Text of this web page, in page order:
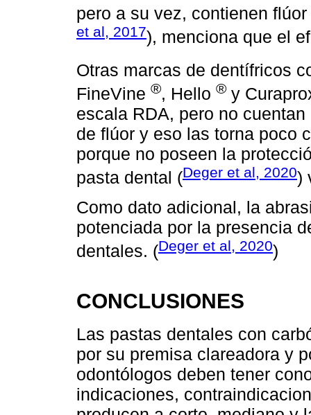
pero a su vez, contienen
et al, 2017), menciona que el
Otras marcas de dentífricos
FineVine ®, Hello ® y
escala RDA, pero no
de flúor y eso las torna poco
porque no poseen la
pasta dental (Deger et al, 2020)
Como dato adicional, la
potenciada por la presencia
dentales. (Deger et al, 2020)
CONCLUSIONES
Las pastas dentales con
por su premisa clareadora y
odontólogos deben tener
indicaciones,